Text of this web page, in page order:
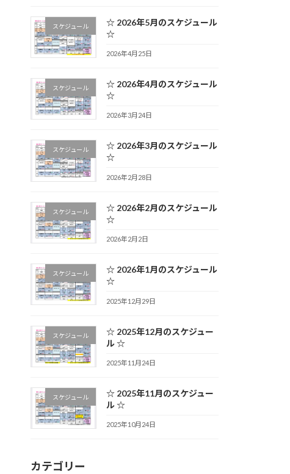
スケジュール
☆ 2026年5月のスケジュール
☆
2026年4月25日
スケジュール
☆ 2026年4月のスケジュール
☆
2026年3月24日
スケジュール
☆ 2026年3月のスケジュール
☆
2026年2月28日
スケジュール
☆ 2026年2月のスケジュール
☆
2026年2月2日
スケジュール
☆ 2026年1月のスケジュール
☆
2025年12月29日
スケジュール
☆ 2025年12月のスケジュー
ル ☆
2025年11月24日
スケジュール
☆ 2025年11月のスケジュー
ル ☆
2025年10月24日
カテゴリー